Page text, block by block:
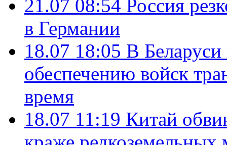
21.07 08:54 Россия
в Германии
18.07 18:05 В
обеспечению войск
время
18.07 11:19 Китай